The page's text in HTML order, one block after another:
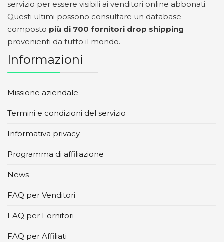
servizio per essere visibili ai venditori online abbonati.
Questi ultimi possono consultare un database
composto più di 700 fornitori drop shipping
provenienti da tutto il mondo.
Informazioni
Missione aziendale
Termini e condizioni del servizio
Informativa privacy
Programma di affiliazione
News
FAQ per Venditori
FAQ per Fornitori
FAQ per Affiliati